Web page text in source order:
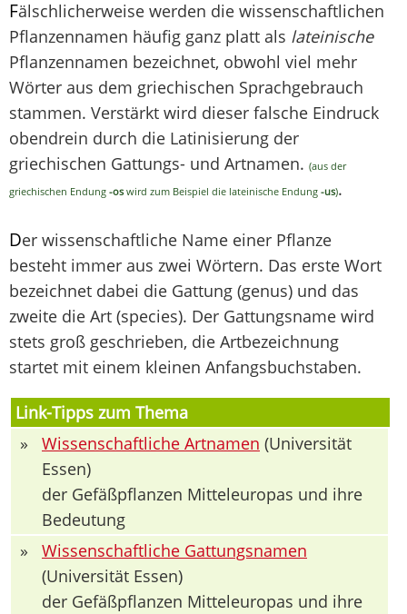
Fälschlicherweise werden die wissenschaftlichen
Pflanzennamen häufig ganz platt als lateinische
Pflanzennamen bezeichnet, obwohl viel mehr
Wörter aus dem griechischen Sprachgebrauch
stammen. Verstärkt wird dieser falsche Eindruck
obendrein durch die Latinisierung der
griechischen Gattungs- und Artnamen. (aus der
griechischen Endung -os wird zum Beispiel die lateinische Endung -us).
Der wissenschaftliche Name einer Pflanze
besteht immer aus zwei Wörtern. Das erste Wort
bezeichnet dabei die Gattung (genus) und das
zweite die Art (species). Der Gattungsname wird
stets groß geschrieben, die Artbezeichnung
startet mit einem kleinen Anfangsbuchstaben.
Link-Tipps zum Thema
»
Wissenschaftliche Artnamen (Universität
Essen)
der Gefäßpflanzen Mitteleuropas und ihre
Bedeutung
»
Wissenschaftliche Gattungsnamen
(Universität Essen)
der Gefäßpflanzen Mitteleuropas und ihre